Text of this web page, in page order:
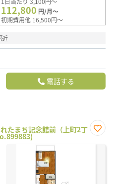
112,800 円/月～
初期費用他 16,500円～
近
電話する
たまち記念館前（上町2丁
に入